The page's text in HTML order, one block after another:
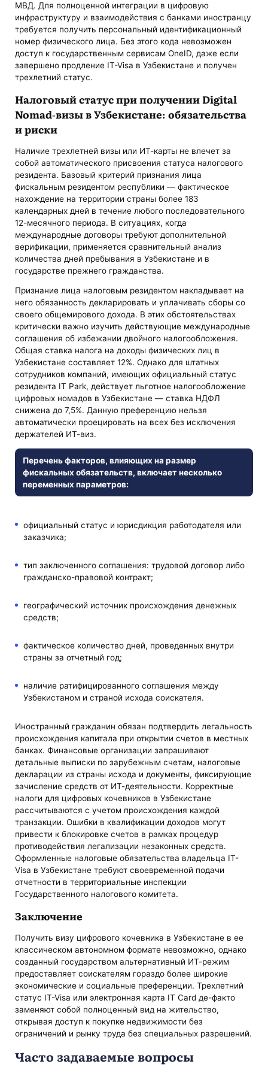
МВД. Для полноценной интеграции в цифровую
инфраструктуру и взаимодействия с банками иностранцу
требуется получить персональный идентификационный
номер физического лица. Без этого кода невозможен
доступ к государственным сервисам OneID, даже если
завершено продление IT-Visa в Узбекистане и получен
трехлетний статус.
Налоговый статус при получении Digital
Nomad-визы в Узбекистане: обязательства
и риски
Наличие трехлетней визы или ИТ-карты не влечет за
собой автоматического присвоения статуса налогового
резидента. Базовый критерий признания лица
фискальным резидентом республики — фактическое
нахождение на территории страны более 183
календарных дней в течение любого последовательного
12-месячного периода. В ситуациях, когда
международные договоры требуют дополнительной
верификации, применяется сравнительный анализ
количества дней пребывания в Узбекистане и в
государстве прежнего гражданства.
Признание лица налоговым резидентом накладывает на
него обязанность декларировать и уплачивать сборы со
своего общемирового дохода. В этих обстоятельствах
критически важно изучить действующие международные
соглашения об избежании двойного налогообложения.
Общая ставка налога на доходы физических лиц в
Узбекистане составляет 12%. Однако для штатных
сотрудников компаний, имеющих официальный статус
резидента IT Park, действует льготное налогообложение
цифровых номадов в Узбекистане — ставка НДФЛ
снижена до 7,5%. Данную преференцию нельзя
автоматически проецировать на всех без исключения
держателей ИТ-виз.
Перечень факторов, влияющих на размер
фискальных обязательств, включает несколько
переменных параметров:
официальный статус и юрисдикция работодателя или
заказчика;
тип заключенного соглашения: трудовой договор либо
гражданско-правовой контракт;
географический источник происхождения денежных
средств;
фактическое количество дней, проведенных внутри
страны за отчетный год;
наличие ратифицированного соглашения между
Узбекистаном и страной исхода соискателя.
Иностранный гражданин обязан подтвердить легальность
происхождения капитала при открытии счетов в местных
банках. Финансовые организации запрашивают
детальные выписки по зарубежным счетам, налоговые
декларации из страны исхода и документы, фиксирующие
зачисление средств от ИТ-деятельности. Корректные
налоги для цифровых кочевников в Узбекистане
рассчитываются с учетом происхождения каждой
транзакции. Ошибки в квалификации доходов могут
привести к блокировке счетов в рамках процедур
противодействия легализации незаконных средств.
Оформленные налоговые обязательства владельца IT-
Visa в Узбекистане требуют своевременной подачи
отчетности в территориальные инспекции
Государственного налогового комитета.
Заключение
Получить визу цифрового кочевника в Узбекистане в ее
классическом автономном формате невозможно, однако
созданный государством альтернативный ИТ-режим
предоставляет соискателям гораздо более широкие
экономические и социальные преференции. Трехлетний
статус IT-Visa или электронная карта IT Card де-факто
заменяют собой полноценный вид на жительство,
открывая доступ к покупке недвижимости без
ограничений и рынку труда без специальных разрешений.
Часто задаваемые вопросы